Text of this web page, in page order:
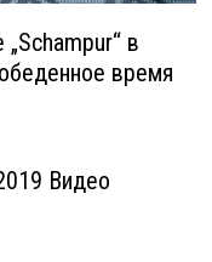
в
время
Видео